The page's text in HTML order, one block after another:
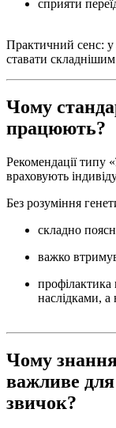
сприяти
Практичний сенс: у
ставати
Чому
працюють?
Рекомендації типу
враховують
Без розуміння
складно
важко
профілактика
наслідками,
Чому
важливе
звичок?